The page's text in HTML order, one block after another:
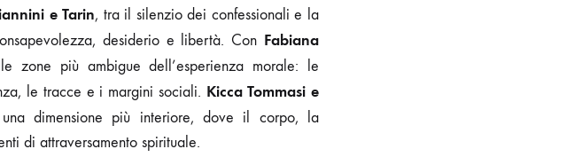
e Tarin, tra il silenzio dei confessionali e la
desiderio e libertà. Con Fabiana
zone più ambigue dell’esperienza morale: le
le tracce e i margini sociali. Kicca Tommasi e
dimensione più interiore, dove il corpo, la
di attraversamento spirituale.